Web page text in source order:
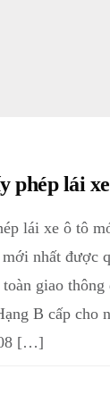
phép lái
lái xe ô tô
nhất được
giao
B cấp cho
[…]